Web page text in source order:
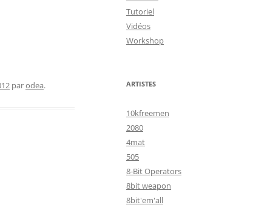
parodea.
Tutoriel
Vidéos
Workshop
ARTISTES
10kfreemen
2080
4mat
505
8-Bit Operators
8bit weapon
8bit'em'all